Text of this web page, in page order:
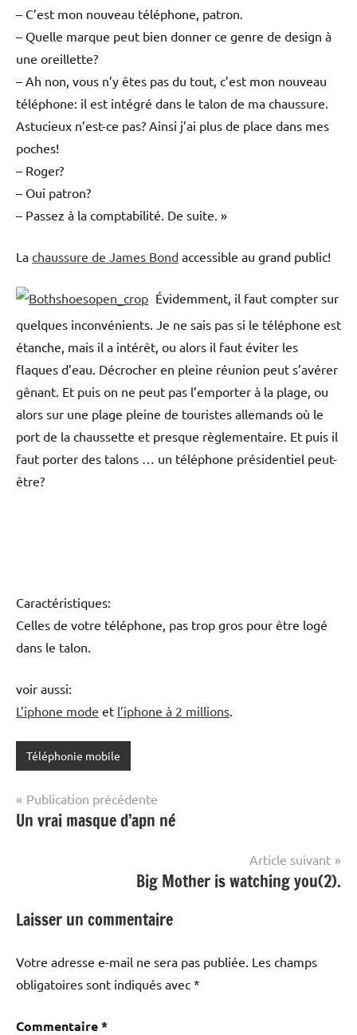
– C’est mon nouveau téléphone, patron.
– Quelle marque peut bien donner ce genre de design à
une oreillette?
– Ah non, vous n’y êtes pas du tout, c’est mon nouveau
téléphone: il est intégré dans le talon de ma chaussure.
Astucieux n’est-ce pas? Ainsi j’ai plus de place dans mes
poches!
– Roger?
– Oui patron?
– Passez à la comptabilité. De suite. »
La chaussure de James Bond accessible au grand public!
Évidemment, il faut compter sur
quelques inconvénients. Je ne sais pas si le téléphone est
étanche, mais il a intérêt, ou alors il faut éviter les
flaques d’eau. Décrocher en pleine réunion peut s’avérer
gênant. Et puis on ne peut pas l’emporter à la plage, ou
alors sur une plage pleine de touristes allemands où le
port de la chaussette et presque règlementaire. Et puis il
faut porter des talons … un téléphone présidentiel peut-
être?
Caractéristiques:
Celles de votre téléphone, pas trop gros pour être logé
dans le talon.
voir aussi:
L’iphone mode et l’iphone à 2 millions
Téléphonie mobile
Navigation
de
Publication précédente
Un vrai masque d’apn né
Article suivant
Big Mother is watching you(2).
Laisser un commentaire
Votre adresse e-mail ne sera pas publiée. Les champs
obligatoires sont indiqués avec *
Commentaire*